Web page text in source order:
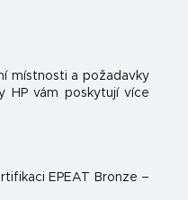
místnosti a požadavky
HP vám poskytují více
EPEAT Bronze –